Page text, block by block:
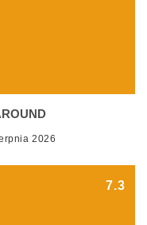
2026
7.3